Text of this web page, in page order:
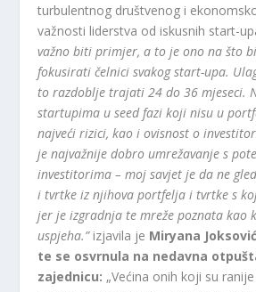
turbulentnog društvenog i
važnosti liderstva od iskusnih start-
važno biti primjer, a to je ono na što
fokusirati čelnici svakog start-upa.
to razdoblje trajati 24 do 36 mjeseci.
startupima u seed fazi koji nisu u
najveći rizici, kao i ovisnost o
je najvažnije dobro umrežavanje s
investitorima – moj savjet je da ne
i tvrtke iz njihova portfelja i tvrtke s
jer je izgradnja te mreže poznata kao
uspjeha.”izjavila je Miryana
te se osvrnula na nedavna
zajednicu: „Većina onih koji su